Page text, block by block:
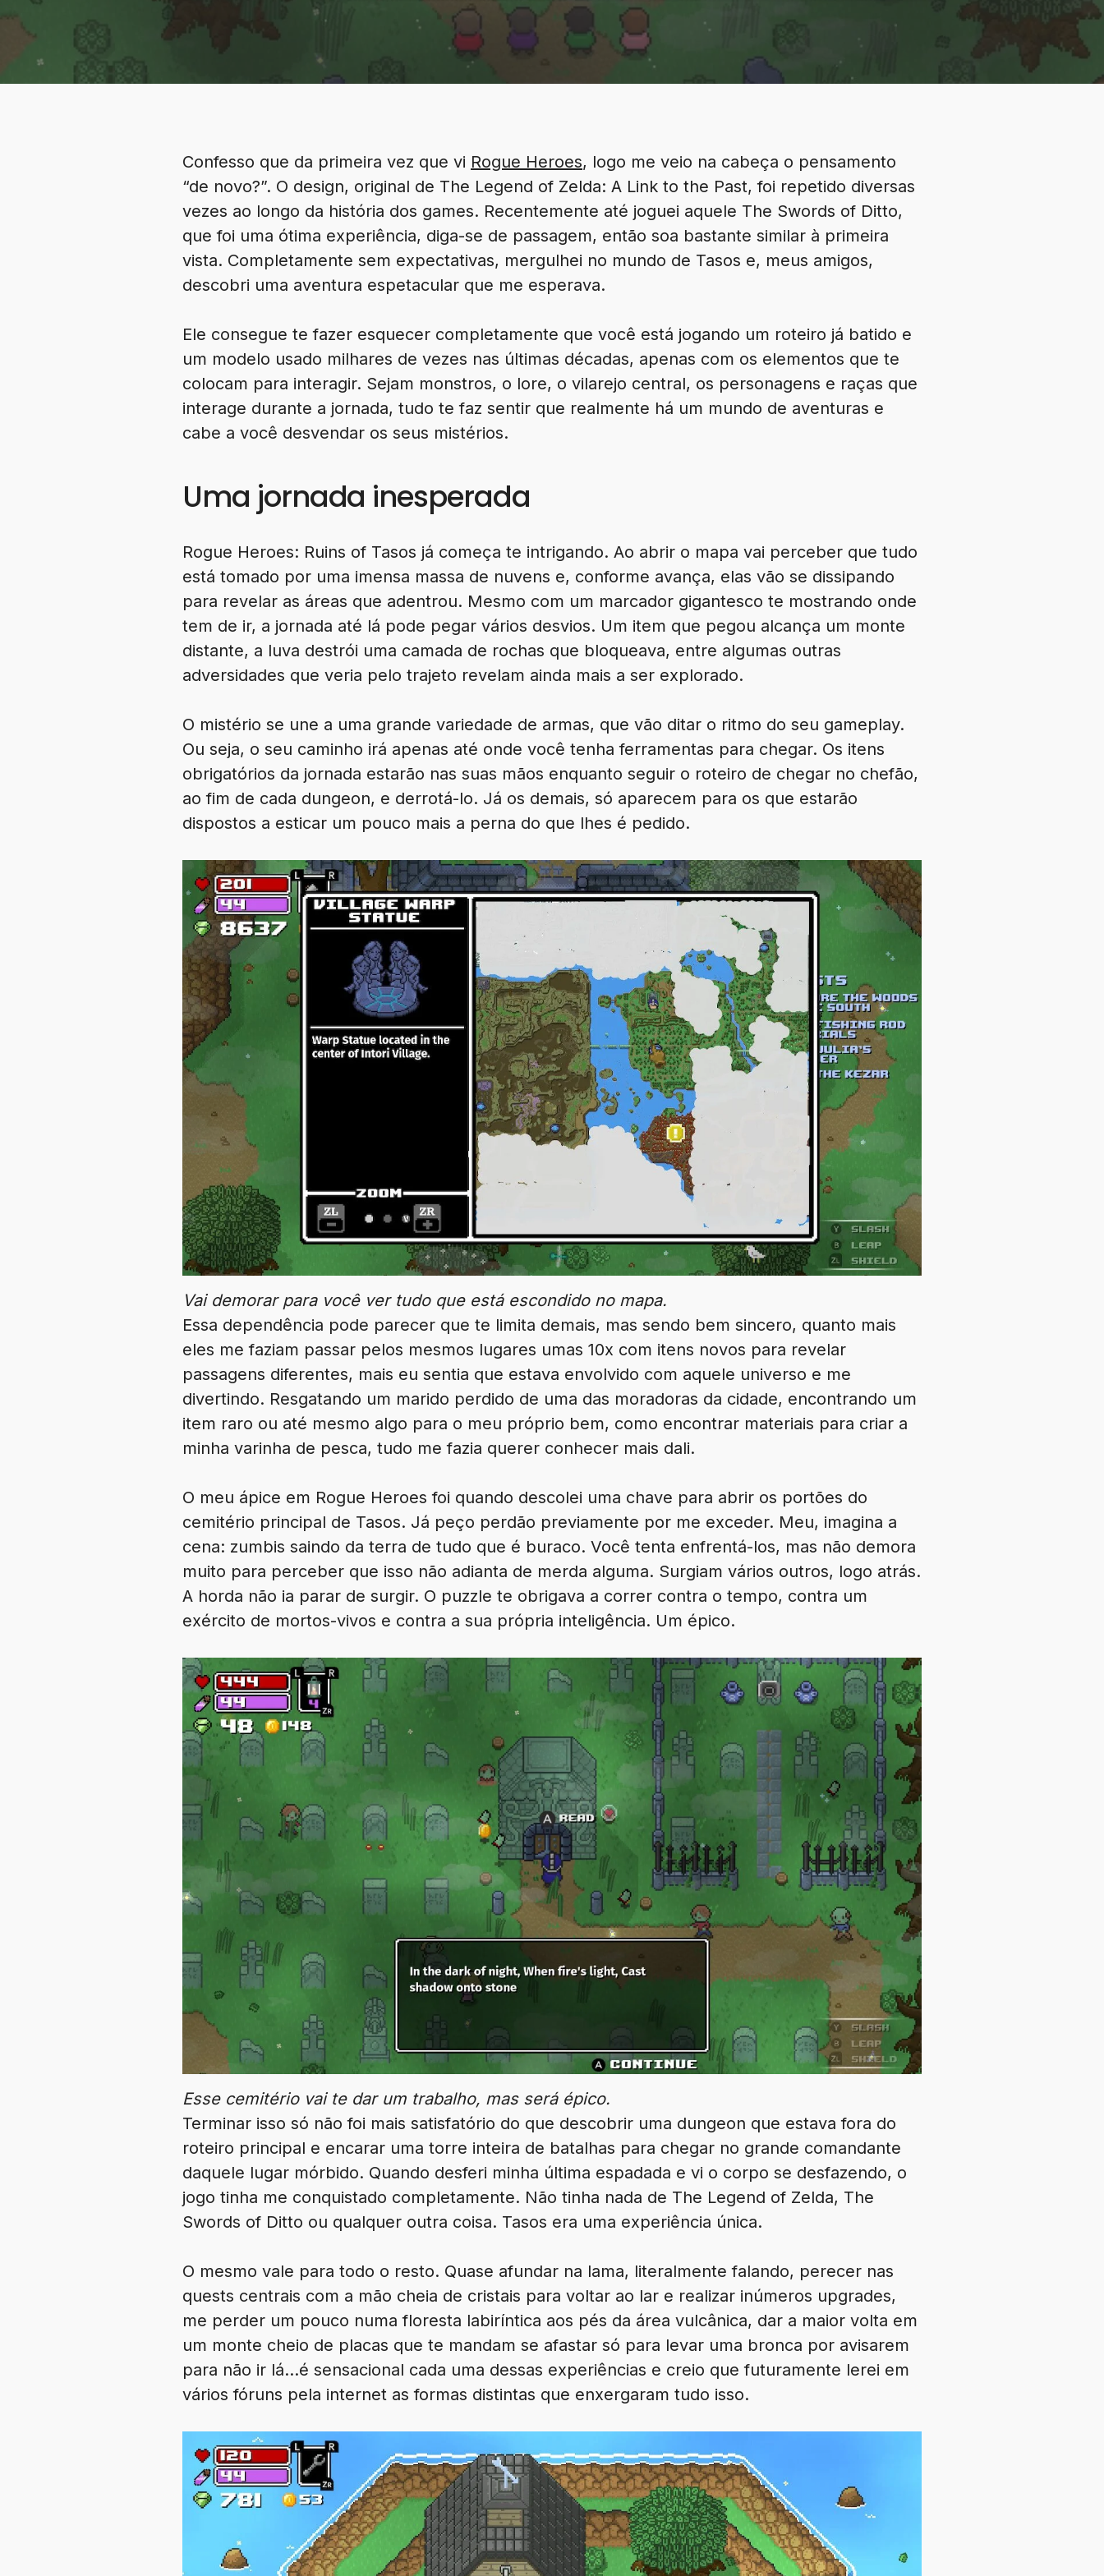
Confesso que da primeira vez que vi Rogue Heroes, logo me veio na cabeça o pensamento
“de novo?”. O design, original de The Legend of Zelda: A Link to the Past, foi repetido diversas
vezes ao longo da história dos games. Recentemente até joguei aquele The Swords of Ditto,
que foi uma ótima experiência, diga-se de passagem, então soa bastante similar à primeira
vista. Completamente sem expectativas, mergulhei no mundo de Tasos e, meus amigos,
descobri uma aventura espetacular que me esperava.
Ele consegue te fazer esquecer completamente que você está jogando um roteiro já batido e
um modelo usado milhares de vezes nas últimas décadas, apenas com os elementos que te
colocam para interagir. Sejam monstros, o lore, o vilarejo central, os personagens e raças que
interage durante a jornada, tudo te faz sentir que realmente há um mundo de aventuras e
cabe a você desvendar os seus mistérios.
Uma jornada inesperada
Rogue Heroes: Ruins of Tasos já começa te intrigando. Ao abrir o mapa vai perceber que tudo
está tomado por uma imensa massa de nuvens e, conforme avança, elas vão se dissipando
para revelar as áreas que adentrou. Mesmo com um marcador gigantesco te mostrando onde
tem de ir, a jornada até lá pode pegar vários desvios. Um item que pegou alcança um monte
distante, a luva destrói uma camada de rochas que bloqueava, entre algumas outras
adversidades que veria pelo trajeto revelam ainda mais a ser explorado.
O mistério se une a uma grande variedade de armas, que vão ditar o ritmo do seu gameplay.
Ou seja, o seu caminho irá apenas até onde você tenha ferramentas para chegar. Os itens
obrigatórios da jornada estarão nas suas mãos enquanto seguir o roteiro de chegar no chefão,
ao fim de cada dungeon, e derrotá-lo. Já os demais, só aparecem para os que estarão
dispostos a esticar um pouco mais a perna do que lhes é pedido.
Vai demorar para você ver tudo que está escondido no mapa.
Essa dependência pode parecer que te limita demais, mas sendo bem sincero, quanto mais
eles me faziam passar pelos mesmos lugares umas 10x com itens novos para revelar
passagens diferentes, mais eu sentia que estava envolvido com aquele universo e me
divertindo. Resgatando um marido perdido de uma das moradoras da cidade, encontrando um
item raro ou até mesmo algo para o meu próprio bem, como encontrar materiais para criar a
minha varinha de pesca, tudo me fazia querer conhecer mais dali.
O meu ápice em Rogue Heroes foi quando descolei uma chave para abrir os portões do
cemitério principal de Tasos. Já peço perdão previamente por me exceder. Meu, imagina a
cena: zumbis saindo da terra de tudo que é buraco. Você tenta enfrentá-los, mas não demora
muito para perceber que isso não adianta de merda alguma. Surgiam vários outros, logo atrás.
A horda não ia parar de surgir. O puzzle te obrigava a correr contra o tempo, contra um
exército de mortos-vivos e contra a sua própria inteligência. Um épico.
Esse cemitério vai te dar um trabalho, mas será épico.
Terminar isso só não foi mais satisfatório do que descobrir uma dungeon que estava fora do
roteiro principal e encarar uma torre inteira de batalhas para chegar no grande comandante
daquele lugar mórbido. Quando desferi minha última espadada e vi o corpo se desfazendo, o
jogo tinha me conquistado completamente. Não tinha nada de The Legend of Zelda, The
Swords of Ditto ou qualquer outra coisa. Tasos era uma experiência única.
O mesmo vale para todo o resto. Quase afundar na lama, literalmente falando, perecer nas
quests centrais com a mão cheia de cristais para voltar ao lar e realizar inúmeros upgrades,
me perder um pouco numa floresta labiríntica aos pés da área vulcânica, dar a maior volta em
um monte cheio de placas que te mandam se afastar só para levar uma bronca por avisarem
para não ir lá…é sensacional cada uma dessas experiências e creio que futuramente lerei em
vários fóruns pela internet as formas distintas que enxergaram tudo isso.